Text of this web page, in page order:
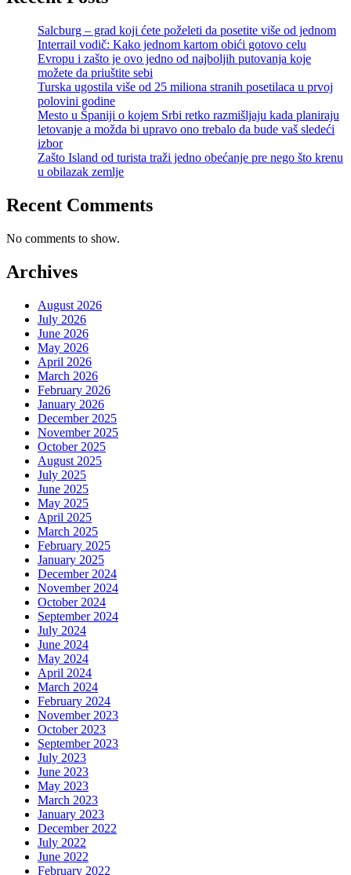
Salcburg – grad koji ćete poželeti da posetite više od jednom
Interrail vodič: Kako jednom kartom obići gotovo celu
Evropu i zašto je ovo jedno od najboljih putovanja koje
možete da priuštite sebi
Turska ugostila više od 25 miliona stranih posetilaca u prvoj
polovini godine
Mesto u Španiji o kojem Srbi retko razmišljaju kada planiraju
letovanje a možda bi upravo ono trebalo da bude vaš sledeći
izbor
Zašto Island od turista traži jedno obećanje pre nego što krenu
u obilazak zemlje
Recent Comments
No comments to show.
Archives
August 2026
July 2026
June 2026
May 2026
April 2026
March 2026
February 2026
January 2026
December 2025
November 2025
October 2025
August 2025
July 2025
June 2025
May 2025
April 2025
March 2025
February 2025
January 2025
December 2024
November 2024
October 2024
September 2024
July 2024
June 2024
May 2024
April 2024
March 2024
February 2024
November 2023
October 2023
September 2023
July 2023
June 2023
May 2023
March 2023
January 2023
December 2022
July 2022
June 2022
February 2022